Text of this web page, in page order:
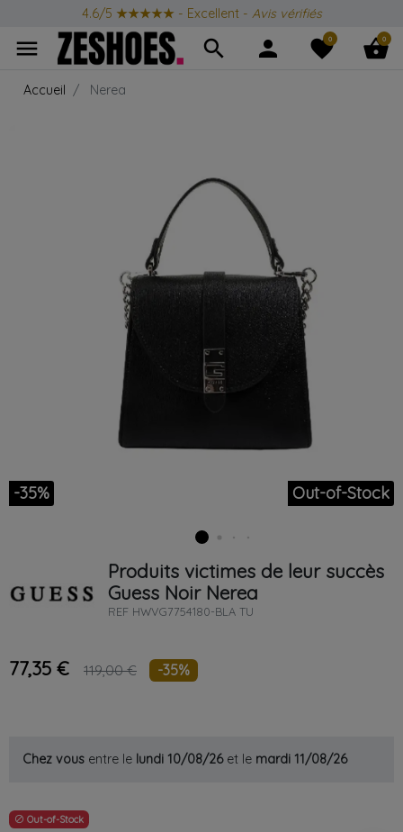
4.6/5 ★★★★★ - Excellent - Avis vérifiés
menu search person favorite
0 shopping_basket
0
Accueil Nerea
-35% Out-of-Stock
Produits victimes de leur succès
Guess Noir Nerea
REF HWVG7754180-BLA TU
77,35 € 119,00 € -35%
Chez vous entre le lundi 10/08/26et le mardi 11/08/26
 Out-of-Stock